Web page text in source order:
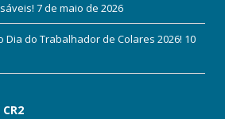
7 de maio de 2026
Dia do Trabalhador de Colares 2026! 10